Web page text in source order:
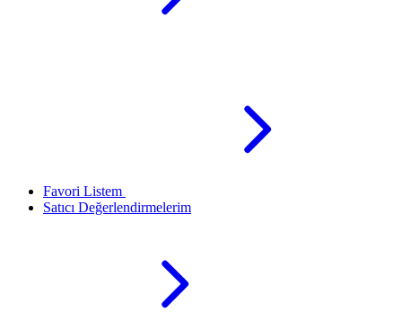
Favori Listem
Satıcı Değerlendirmelerim